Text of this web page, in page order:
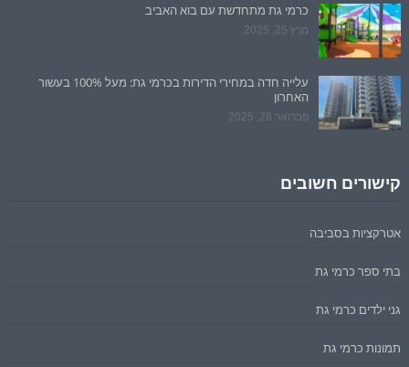
כרמי גת מתחדשת עם בוא האביב
מרץ 25, 2025
עלייה חדה במחירי הדירות בכרמי גת: מעל 100% בעשור
האחרון
פברואר 28, 2025
קישורים חשובים
אטרקציות בסביבה
בתי ספר כרמי גת
גני ילדים כרמי גת
תמונות כרמי גת